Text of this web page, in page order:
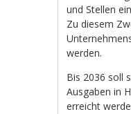
und Stellen
Zu diesem
werden.
Bis 2036 soll
Ausgaben in
erreicht